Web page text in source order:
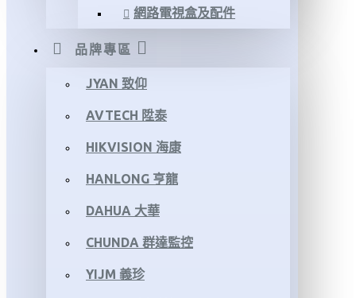
網路電視盒及配件
品牌專區
JYAN 致仰
AVTECH 陞泰
HIKVISION 海康
HANLONG 亨龍
DAHUA 大華
CHUNDA 群達監控
YIJM 義珍